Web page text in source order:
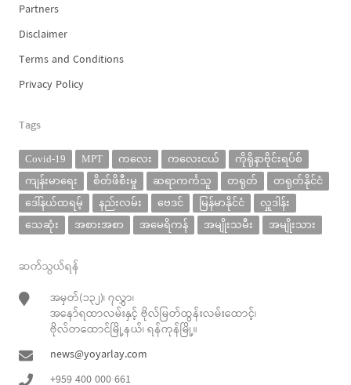
Partners
Disclaimer
Terms and Conditions
Privacy Policy
Tags
Covid-19 MPT ကလေး ကလေးငယ်
ကိုရိုနာဗိုင်းရပ်စ်
ကျန်းမာရေး
စိတ်ဖိစီးမှု ဆရာကင်္ကသူ တရုတ်
တရုတ်နိုင်ငံ
ဒေါ်နယ်ထရမ့်
နည်းလမ်း ဗေဒင် မြန်မာနိုင်ငံ
လှူဒါန်း
သေဆုံး
အစားအစာ အမေရိကန် အမျိုးသမီး အမျိုးသား
ဆက်သွယ်ရန်
အမှတ်(၁၃၂)၊ ၇လွှာ၊
အနော်ရထာလမ်းနှင့် ဗိုလ်မြတ်ထွန်းလမ်းထောင့်၊
ဗိုလ်တထောင်မြို့နယ်၊ ရန်ကုန်မြို့။
news@yoyarlay.com
+959 400 000 661